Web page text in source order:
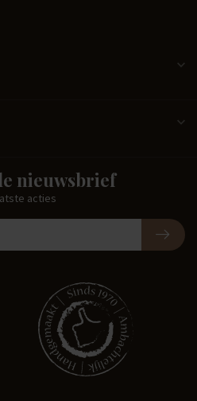
nieuwsbrief
acties